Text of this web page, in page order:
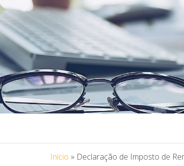
PORTAL
Blog Portal Assessoria
Início » Declaração de Imposto de